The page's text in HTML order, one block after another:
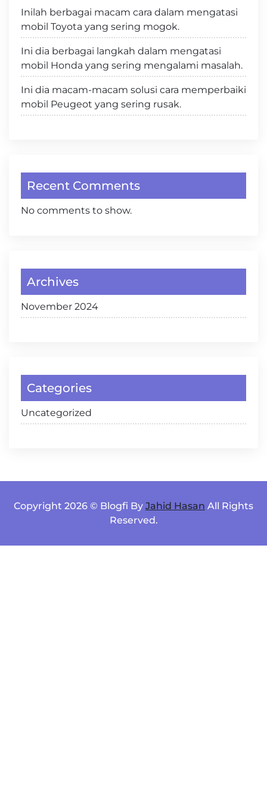
Inilah berbagai macam cara dalam mengatasi
mobil Toyota yang sering mogok.
Ini dia berbagai langkah dalam mengatasi
mobil Honda yang sering mengalami masalah.
Ini dia macam-macam solusi cara memperbaiki
mobil Peugeot yang sering rusak.
Recent Comments
No comments to show.
Archives
November 2024
Categories
Uncategorized
Copyright 2026 © Blogfi By Jahid Hasan All Rights
Reserved.